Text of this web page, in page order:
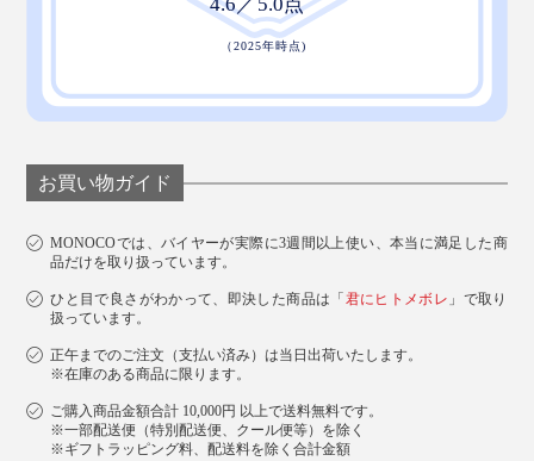
お買い物ガイド
MONOCOでは、バイヤーが実際に3週間以上使い、本当に満足した商
品だけを取り扱っています。
ひと目で良さがわかって、即決した商品は「君にヒトメボレ 」で取り
扱っています。
正午までのご注文（支払い済み）は当日出荷いたします。
※在庫のある商品に限ります。
ご購入商品金額合計 10,000円 以上で送料無料です。
※一部配送便（特別配送便、クール便等）を除く
※ギフトラッピング料、配送料を除く合計金額